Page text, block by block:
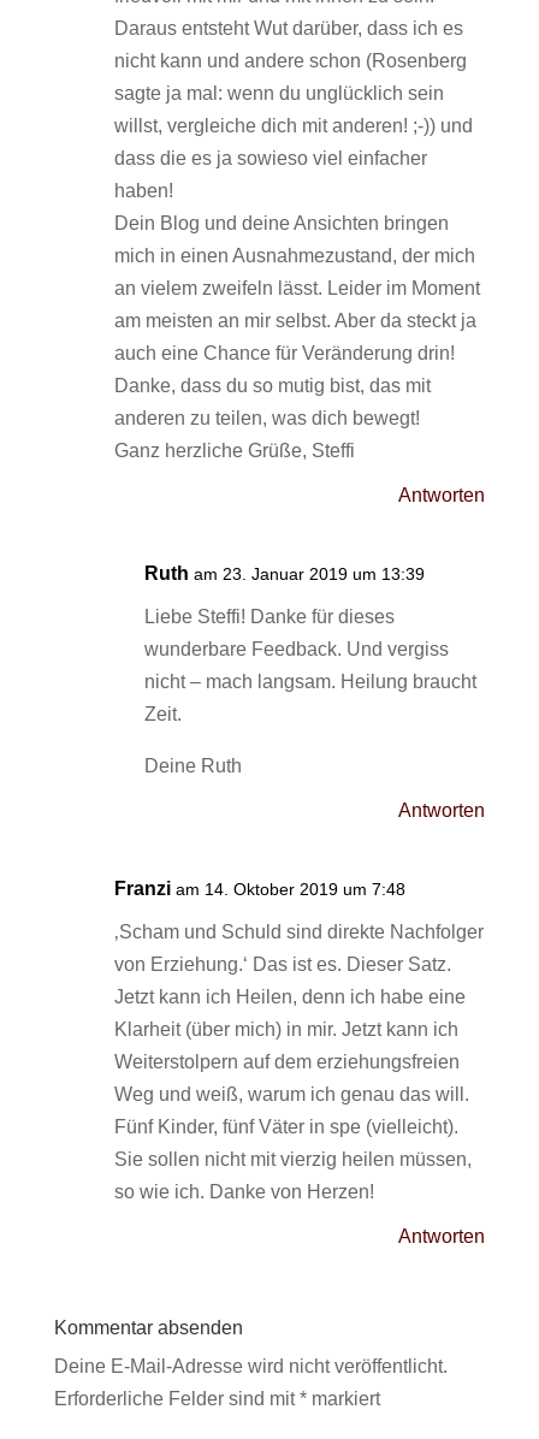
Daraus entsteht Wut darüber, dass ich es
nicht kann und andere schon (Rosenberg
sagte ja mal: wenn du unglücklich sein
willst, vergleiche dich mit anderen! ;-)) und
dass die es ja sowieso viel einfacher
haben!
Dein Blog und deine Ansichten bringen
mich in einen Ausnahmezustand, der mich
an vielem zweifeln lässt. Leider im Moment
am meisten an mir selbst. Aber da steckt ja
auch eine Chance für Veränderung drin!
Danke, dass du so mutig bist, das mit
anderen zu teilen, was dich bewegt!
Ganz herzliche Grüße, Steffi
Antworten
Ruth am 23. Januar 2019 um 13:39
Liebe Steffi! Danke für dieses
wunderbare Feedback. Und vergiss
nicht – mach langsam. Heilung braucht
Zeit.
Deine Ruth
Antworten
Franzi am 14. Oktober 2019 um 7:48
‚Scham und Schuld sind direkte Nachfolger
von Erziehung.‘ Das ist es. Dieser Satz.
Jetzt kann ich Heilen, denn ich habe eine
Klarheit (über mich) in mir. Jetzt kann ich
Weiterstolpern auf dem erziehungsfreien
Weg und weiß, warum ich genau das will.
Fünf Kinder, fünf Väter in spe (vielleicht).
Sie sollen nicht mit vierzig heilen müssen,
so wie ich. Danke von Herzen!
Antworten
Kommentar absenden
Deine E-Mail-Adresse wird nicht veröffentlicht.
Erforderliche Felder sind mit*markiert